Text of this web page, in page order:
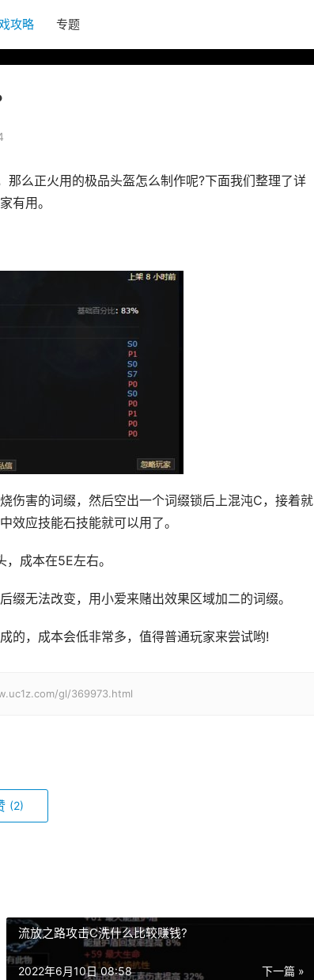
攻略 专题
那么正火用的极品头盔怎么制作呢?下面我们整理了详
有用。
伤害的词缀，然后空出一个词缀锁后上混沌C，接着就
效应技能石技能就可以用了。
成本在5E左右。
无法改变，用小爱来赌出效果区域加二的词缀。
的，成本会低非常多，值得普通玩家来尝试哟!
gl/369973.html
(2)
流放之路攻击C洗什么比较赚钱?
下一篇 »
2022年6月10日 08:58